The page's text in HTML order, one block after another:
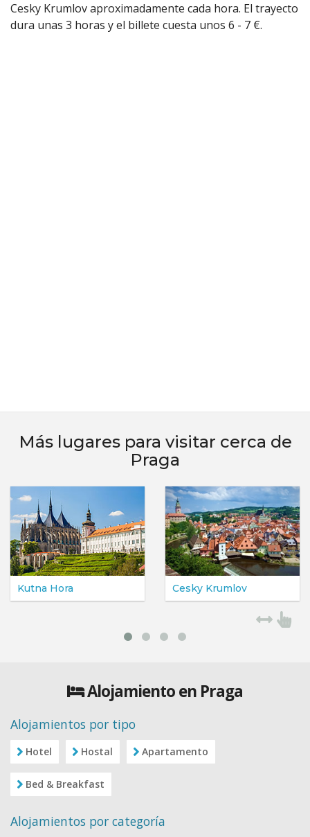
Cesky Krumlov aproximadamente cada hora. El trayecto
dura unas 3 horas y el billete cuesta unos 6 - 7 €.
Más lugares para visitar cerca de
Praga
Kutna Hora Cesky Krumlov
Alojamiento en Praga
Alojamientos por tipo
Hotel Hostal Apartamento
Bed & Breakfast
Alojamientos por categoría